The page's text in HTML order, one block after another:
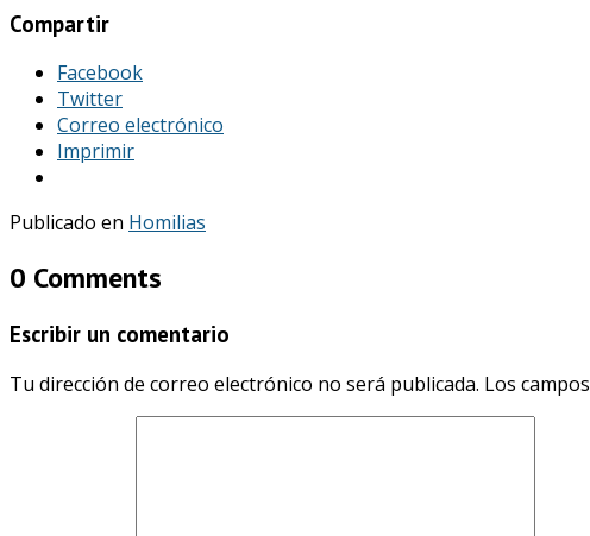
Compartir
Facebook
Twitter
Correo electrónico
Imprimir
Publicado en Homilias
0 Comments
Escribir un comentario
Tu dirección de correo electrónico no será publicada. Los